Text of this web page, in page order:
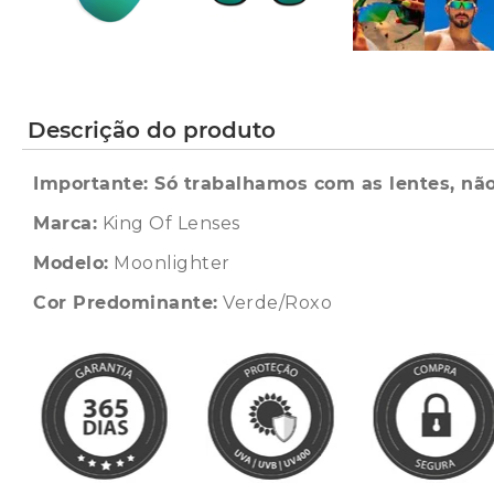
Descrição do produto
Importante: Só trabalhamos com as lentes,
Marca: King Of Lenses
Modelo: Moonlighter
Cor Predominante: Verde/Roxo